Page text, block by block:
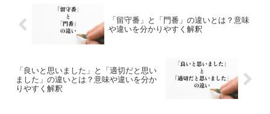
「留守番」と「門番」の違いとは？意味
や違いを分かりやすく解釈
「良いと思いました」と「適切だと思い
ました」の違いとは？意味や違いを分か
りやすく解釈